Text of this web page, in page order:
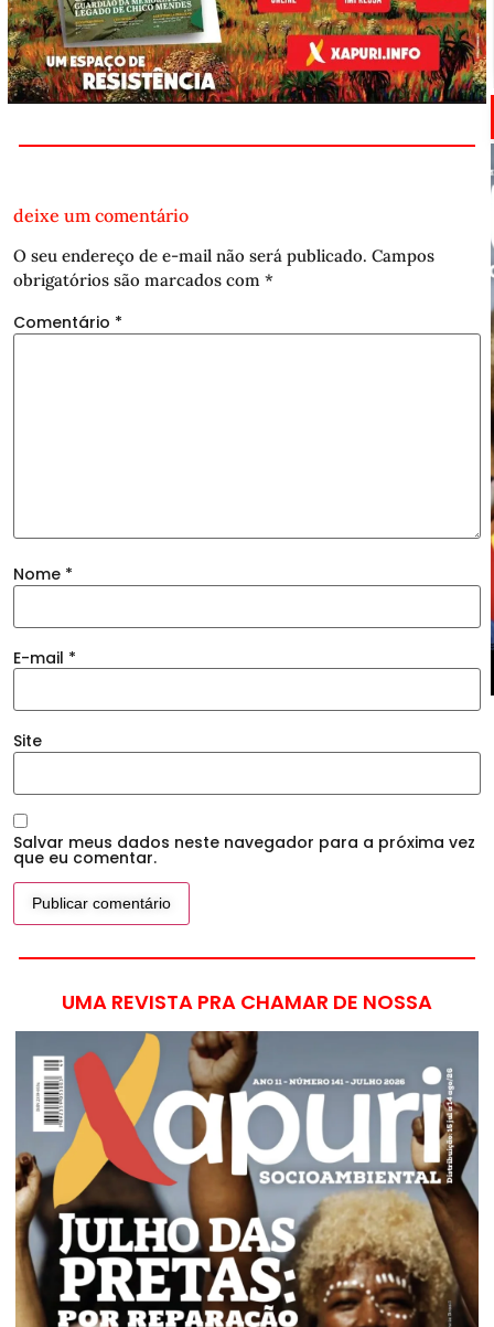
deixe um comentário
O seu endereço de e-mail não será publicado. Campos
obrigatórios são marcados com *
Comentário *
Nome *
E-mail *
Site
Salvar meus dados neste navegador para a próxima vez
que eu comentar.
UMA REVISTA PRA CHAMAR DE NOSSA